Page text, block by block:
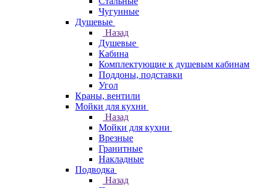
Чугунные
Душевые
Назад
Душевые
Кабина
Комплектующие к душевым кабинам
Поддоны, подставки
Угол
Краны, вентили
Мойки для кухни
Назад
Мойки для кухни
Врезные
Гранитные
Накладные
Подводка
Назад